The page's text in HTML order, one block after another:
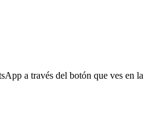
a través del botón que ves en la